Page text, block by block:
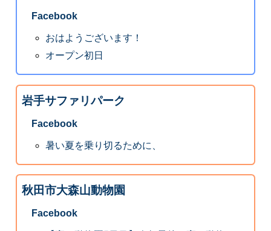
Facebook
おはようございます！
オープン初日
岩手サファリパーク
Facebook
暑い夏を乗り切るために、
秋田市大森山動物園
Facebook